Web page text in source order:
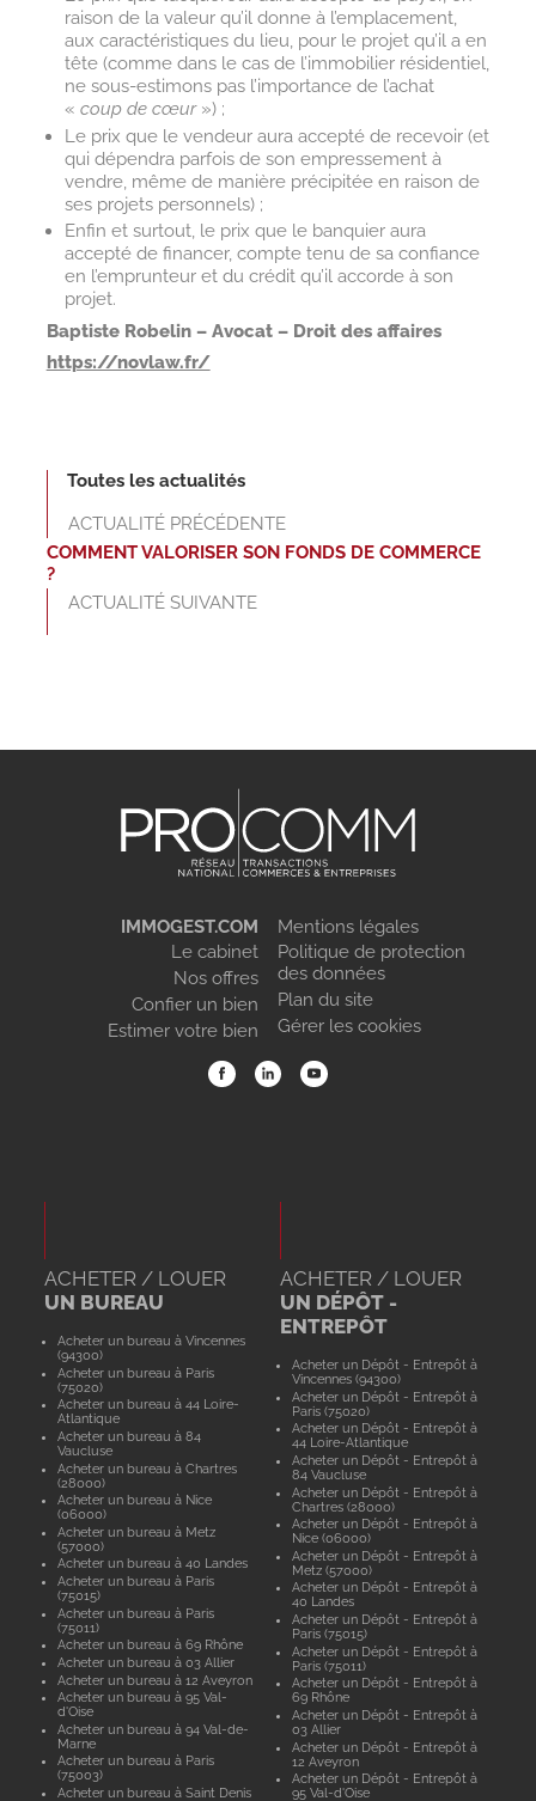
raison de la valeur qu’il donne à l’emplacement,
aux caractéristiques du lieu, pour le projet qu’il a en
tête (comme dans le cas de l’immobilier résidentiel,
ne sous-estimons pas l’importance de l’achat
« coup de cœur») ;
Le prix que le vendeur aura accepté de recevoir (et
qui dépendra parfois de son empressement à
vendre, même de manière précipitée en raison de
ses projets personnels) ;
Enfin et surtout, le prix que le banquier aura
accepté de financer, compte tenu de sa confiance
en l’emprunteur et du crédit qu’il accorde à son
projet.
Baptiste Robelin – Avocat – Droit des affaires
https://novlaw.fr/
Toutes les actualités
ACTUALITÉ PRÉCÉDENTE
COMMENT VALORISER SON FONDS DE COMMERCE
?
ACTUALITÉ SUIVANTE
IMMOGEST.COM
Le cabinet
Nos offres
Confier un bien
Estimer votre bien
Mentions légales
Politique de protection
des données
Plan du site
Gérer les cookies
ACHETER / LOUER
UN BUREAU
Acheter un bureau à Vincennes
(94300)
Acheter un bureau à Paris
(75020)
Acheter un bureau à 44 Loire-
Atlantique
Acheter un bureau à 84
Vaucluse
Acheter un bureau à Chartres
(28000)
Acheter un bureau à Nice
(06000)
Acheter un bureau à Metz
(57000)
Acheter un bureau à 40 Landes
Acheter un bureau à Paris
(75015)
Acheter un bureau à Paris
(75011)
Acheter un bureau à 69 Rhône
Acheter un bureau à 03 Allier
Acheter un bureau à 12 Aveyron
Acheter un bureau à 95 Val-
d'Oise
Acheter un bureau à 94 Val-de-
Marne
Acheter un bureau à Paris
(75003)
Acheter un bureau à Saint Denis
ACHETER / LOUER
UN DÉPÔT -
ENTREPÔT
Acheter un Dépôt - Entrepôt à
Vincennes (94300)
Acheter un Dépôt - Entrepôt à
Paris (75020)
Acheter un Dépôt - Entrepôt à
44 Loire-Atlantique
Acheter un Dépôt - Entrepôt à
84 Vaucluse
Acheter un Dépôt - Entrepôt à
Chartres (28000)
Acheter un Dépôt - Entrepôt à
Nice (06000)
Acheter un Dépôt - Entrepôt à
Metz (57000)
Acheter un Dépôt - Entrepôt à
40 Landes
Acheter un Dépôt - Entrepôt à
Paris (75015)
Acheter un Dépôt - Entrepôt à
Paris (75011)
Acheter un Dépôt - Entrepôt à
69 Rhône
Acheter un Dépôt - Entrepôt à
03 Allier
Acheter un Dépôt - Entrepôt à
12 Aveyron
Acheter un Dépôt - Entrepôt à
95 Val-d'Oise